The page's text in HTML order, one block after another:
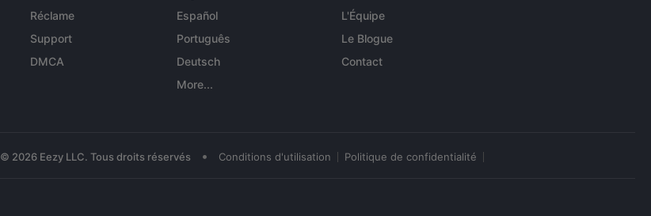
Réclame
Support
DMCA
Español
Português
Deutsch
More...
L'Équipe
Le Blogue
Contact
© 2026 Eezy LLC. Tous droits réservés • Conditions d'utilisation Politique de confidentialité